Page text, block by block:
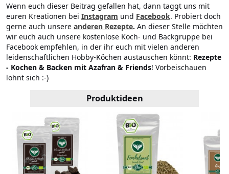
Wenn euch dieser Beitrag gefallen hat, dann taggt uns mit
euren Kreationen bei Instagram und Facebook. Probiert doch
gerne auch unsere anderen Rezepte. An dieser Stelle möchten
wir euch auch unsere kostenlose Koch- und Backgruppe bei
Facebook empfehlen, in der ihr euch mit vielen anderen
leidenschaftlichen Hobby-Köchen austauschen könnt: Rezepte
- Kochen & Backen mit Azafran & Friends! Vorbeischauen
lohnt sich :-)
Produktideen